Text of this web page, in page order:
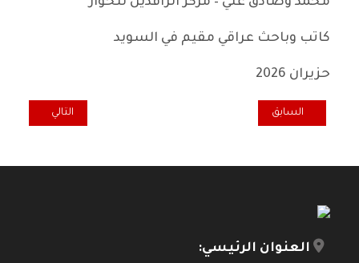
كاتب وباحث عراقي مقيم في السويد
حزيران 2026
المقال السابق: رئيس الوزراء العراقي وصعوبة تحديد المصطلحات
السابق المقال التالي:
التالي
العنوان الرئيسي: